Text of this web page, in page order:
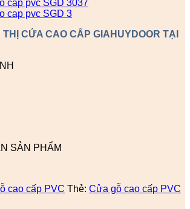
THỊ CỬA CAO CẤP GIAHUYDOOR TẠI
SẢN PHẨM
cao cấp PVC Thẻ: Cửa gỗ cao cấp PVC